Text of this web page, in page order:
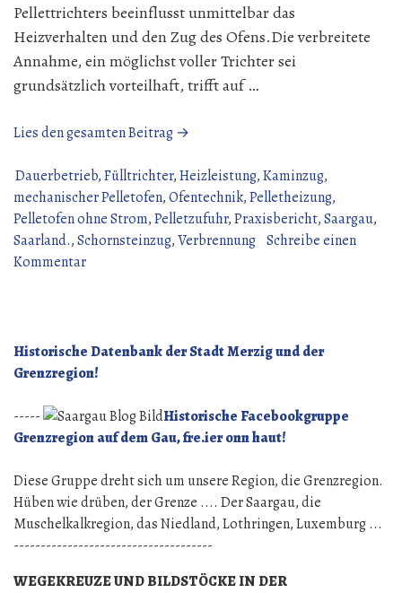
Pellettrichters beeinflusst unmittelbar das
Heizverhalten und den Zug des Ofens.Die verbreitete
Annahme, ein möglichst voller Trichter sei
grundsätzlich vorteilhaft, trifft auf …
Lies den gesamten Beitrag →
Benutzungstipp“
Dauerbetrieb,Fülltrichter,Heizleistung,Kaminzug,
mechanischer Pelletofen,Ofentechnik,Pelletheizung,
Pelletofen ohne Strom,Pelletzufuhr,Praxisbericht,Saargau,
Saarland.,Schornsteinzug,Verbrennung Schreibe einen
Kommentarzu
Historische Datenbank der Stadt Merzig und der
Grenzregion!
-----
Historische Facebookgruppe
Grenzregion auf dem Gau, fre.ier onn haut!
Diese Gruppe dreht sich um unsere Region, die Grenzregion.
Hüben wie drüben, der Grenze .... Der Saargau, die
Muschelkalkregion, das Niedland, Lothringen, Luxemburg ...
-------------------------------------
WEGEKREUZE UND BILDSTÖCKE IN DER